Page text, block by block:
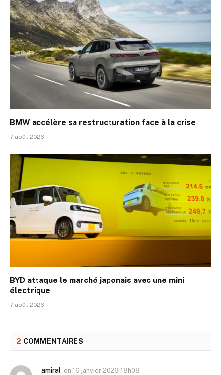
BMW accélère sa restructuration face à la crise
7 août 2026
BYD attaque le marché japonais avec une mini
électrique
7 août 2026
2 COMMENTAIRES
amiral on 16 janvier 2026 18h08